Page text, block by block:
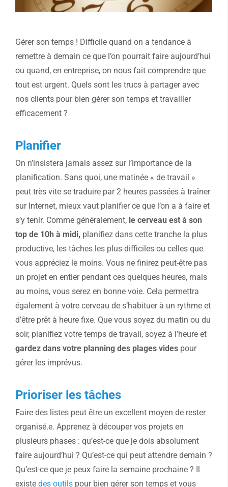
Gérer son temps ! Difficile quand on a tendance à
remettre à demain ce que l’on pourrait faire aujourd’hui
ou quand, en entreprise, on nous fait comprendre que
tout est urgent. Quels sont les trucs à partager avec
nos clients pour bien gérer son temps et travailler
efficacement ?
Planifier
On n’insistera jamais assez sur l’importance de la
planification. Sans quoi, une matinée « de travail »
peut très vite se traduire par 2 heures passées à traîner
sur Internet, mieux vaut planifier ce que l’on a à faire et
s’y tenir. Comme généralement, le cerveau est à son
top de 10h à midi, planifiez dans cette tranche la plus
productive, les tâches les plus difficiles ou celles que
vous appréciez le moins. Vous ne finirez peut-être pas
un projet en entier pendant ces quelques heures, mais
au moins, vous serez en bonne voie. Cela permettra
également à votre cerveau de s’habituer à un rythme et
d’être prêt à heure fixe. Que vous soyez du matin ou du
soir, planifiez votre temps de travail, soyez à l’heure et
gardez dans votre planning des plages vides pour
gérer les imprévus.
Prioriser les tâches
Faire des listes peut être un excellent moyen de rester
organisé.e. Apprenez à découper vos projets en
plusieurs phases : qu’est-ce que je dois absolument
faire aujourd’hui ? Qu’est-ce qui peut attendre demain ?
Qu’est-ce que je peux faire la semaine prochaine ? Il
existe des outils pour bien gérer son temps et vous